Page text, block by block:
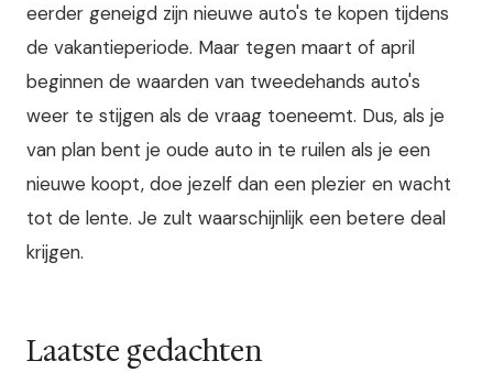
eerder geneigd zijn nieuwe auto's te kopen tijdens
de vakantieperiode. Maar tegen maart of april
beginnen de waarden van tweedehands auto's
weer te stijgen als de vraag toeneemt. Dus, als je
van plan bent je oude auto in te ruilen als je een
nieuwe koopt, doe jezelf dan een plezier en wacht
tot de lente. Je zult waarschijnlijk een betere deal
krijgen.
Laatste gedachten